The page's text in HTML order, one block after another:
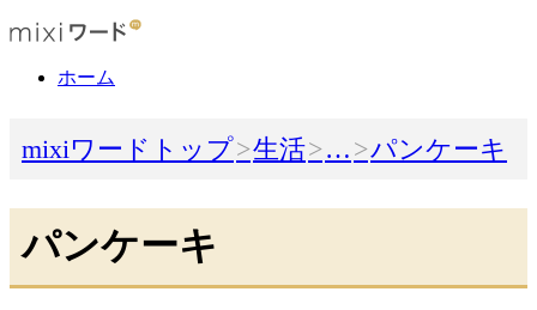
ホーム
mixiワードトップ 生活 … パンケーキ
パンケーキ